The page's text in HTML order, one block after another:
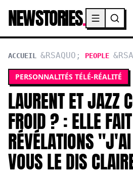
NEWSTORIES.
ACCUEIL PEOPLE
PERSONNALITÉS TÉLÉ-RÉALITÉ
LAURENT ET JAZZ
FROID ? : ELLE
RÉVÉLATIONS
VOUS LE DIS